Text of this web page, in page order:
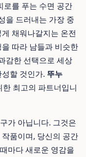
로를 푸는 수면 공간
을 드러내는 가장 중
채워나갈지는 온전
따라 남들과 비슷한
감한 선택으로 세상
할 것인가. 뚜누
최고의 파트너입니
가 아닙니다. 그것은
품이며, 당신의 공간
마다 새로운 영감을